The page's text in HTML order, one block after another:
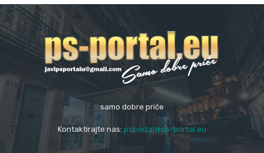
samo dobre priče
Kontaktirajte nas: psportal@ps-portal.eu